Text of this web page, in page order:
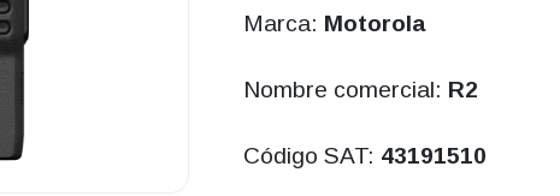
Marca: Motorola
Nombre comercial: R2
Código SAT: 43191510